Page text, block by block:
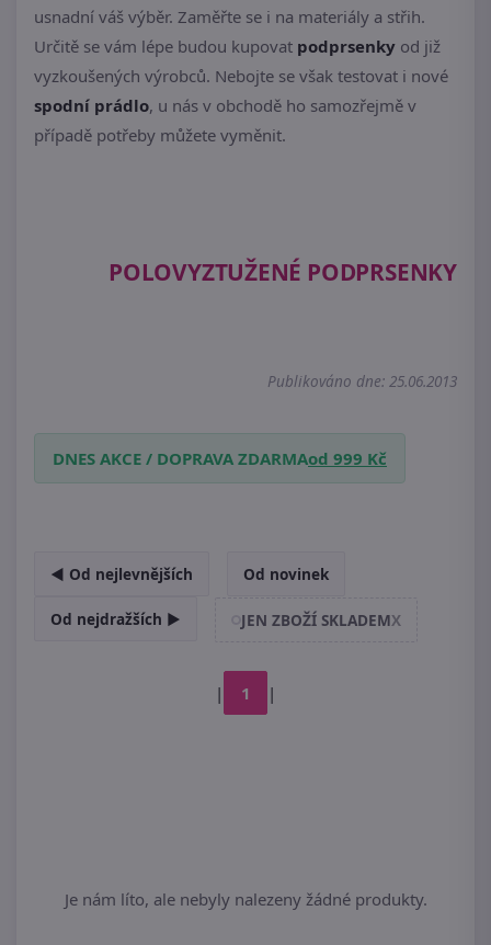
usnadní váš výběr. Zaměřte se i na materiály a střih.
Určitě se vám lépe budou kupovat podprsenky od již
vyzkoušených výrobců. Nebojte se však testovat i nové
spodní prádlo, u nás v obchodě ho samozřejmě v
případě potřeby můžete vyměnit.
POLOVYZTUŽENÉ PODPRSENKY
Publikováno dne: 25.06.2013
DNES AKCE / DOPRAVA ZDARMAod 999 Kč
◄ Od nejlevnějších Od novinek
Od nejdražších ► JEN ZBOŽÍ SKLADEMX
| 1 |
Je nám líto, ale nebyly nalezeny žádné produkty.